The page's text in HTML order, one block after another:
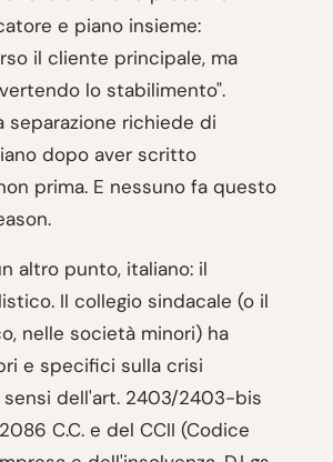
e piano insieme:
il cliente principale, ma
lo stabilimento".
separazione richiede di
dopo aver scritto
prima. E nessuno fa questo
altro punto, italiano: il
Il collegio sindacale (o il
nelle società minori) ha
e specifici sulla crisi
sensi dell'art. 2403/2403-bis
C.C. e del CCII (Codice